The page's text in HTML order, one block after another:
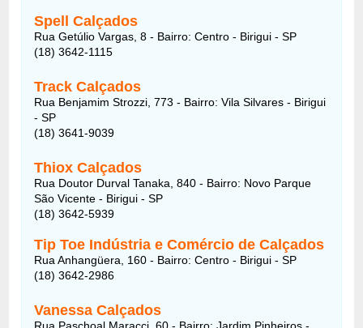
Spell Calçados
Rua Getúlio Vargas, 8 - Bairro: Centro - Birigui - SP
(18) 3642-1115
Track Calçados
Rua Benjamim Strozzi, 773 - Bairro: Vila Silvares - Birigui
- SP
(18) 3641-9039
Thiox Calçados
Rua Doutor Durval Tanaka, 840 - Bairro: Novo Parque
São Vicente - Birigui - SP
(18) 3642-5939
Tip Toe Indústria e Comércio de Calçados
Rua Anhangüera, 160 - Bairro: Centro - Birigui - SP
(18) 3642-2986
Vanessa Calçados
Rua Paschoal Maracci, 60 - Bairro: Jardim Pinheiros -